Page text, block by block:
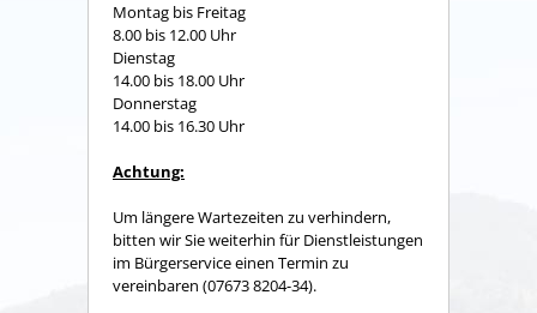
Montag bis Freitag
8.00 bis 12.00 Uhr
Dienstag
14.00 bis 18.00 Uhr
Donnerstag
14.00 bis 16.30 Uhr
Achtung:
Um längere Wartezeiten zu verhindern,
bitten wir Sie weiterhin für Dienstleistungen
im Bürgerservice einen Termin zu
vereinbaren (07673 8204-34).